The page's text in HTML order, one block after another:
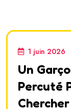
1 juin 2026
Un
Percuté